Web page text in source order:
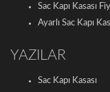
Sac Kapı Kasası
Ayarlı Sac Kapı
YAZILAR
Sac Kapı Kasası